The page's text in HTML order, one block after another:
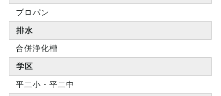
プロパン
排水
合併浄化槽
学区
平二小・平二中